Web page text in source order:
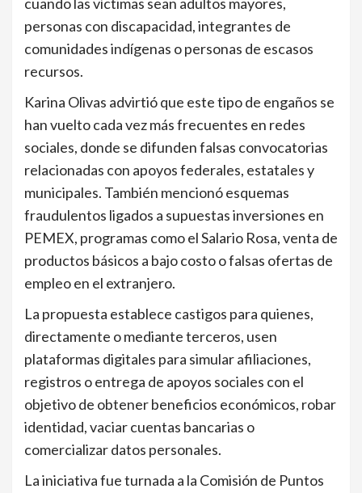
personas con discapacidad, integrantes de
comunidades indígenas o personas de escasos
recursos.
Karina Olivas advirtió que este tipo de engaños se
han vuelto cada vez más frecuentes en redes
sociales, donde se difunden falsas convocatorias
relacionadas con apoyos federales, estatales y
municipales. También mencionó esquemas
fraudulentos ligados a supuestas inversiones en
PEMEX, programas como el Salario Rosa, venta de
productos básicos a bajo costo o falsas ofertas de
empleo en el extranjero.
La propuesta establece castigos para quienes,
directamente o mediante terceros, usen
plataformas digitales para simular afiliaciones,
registros o entrega de apoyos sociales con el
objetivo de obtener beneficios económicos, robar
identidad, vaciar cuentas bancarias o
comercializar datos personales.
La iniciativa fue turnada a la Comisión de Puntos